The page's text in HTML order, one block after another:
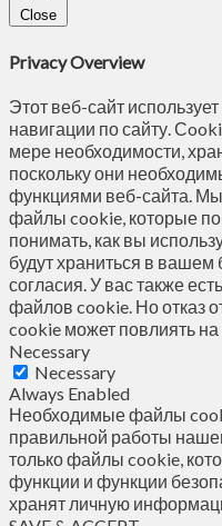
Close
Privacy Overview
Этот веб-сайт
навигации по сайту.
мере необходимости,
поскольку они
функциями веб-сайта.
файлы cookie, которые
понимать, как вы
будут храниться в вашем
согласия. У вас также
файлов cookie. Но отказ
cookie может повлиять
Necessary
Necessary
Always Enabled
Необходимые файлы
правильной работы
только файлы cookie,
функции и функции
хранят личную